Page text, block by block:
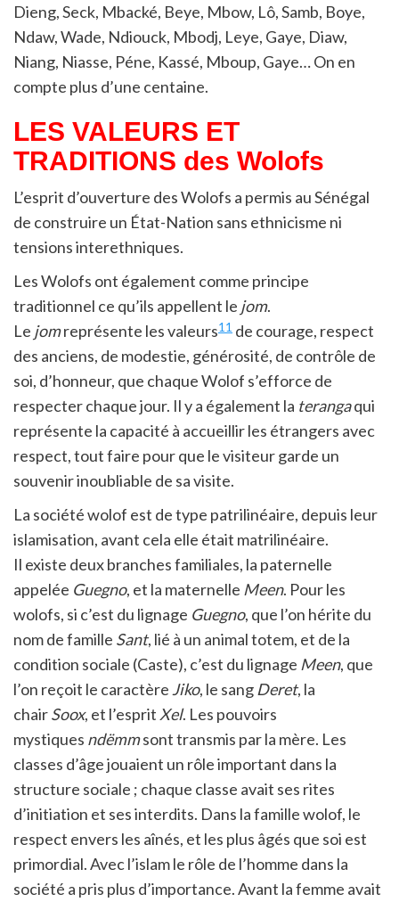
Dieng, Seck, Mbacké, Beye, Mbow, Lô, Samb, Boye,
Ndaw, Wade, Ndiouck, Mbodj, Leye, Gaye, Diaw,
Niang, Niasse, Péne, Kassé, Mboup, Gaye… On en
compte plus d’une centaine.
LES VALEURS ET
TRADITIONS des Wolofs
L’esprit d’ouverture des Wolofs a permis au Sénégal
de construire un État-Nation sans ethnicisme ni
tensions interethniques.
Les Wolofs ont également comme principe
traditionnel ce qu’ils appellent le jom.
Le jomreprésente les valeurs11 de courage, respect
des anciens, de modestie, générosité, de contrôle de
soi, d’honneur, que chaque Wolof s’efforce de
respecter chaque jour. Il y a également la terangaqui
représente la capacité à accueillir les étrangers avec
respect, tout faire pour que le visiteur garde un
souvenir inoubliable de sa visite.
La société wolof est de type patrilinéaire, depuis leur
islamisation, avant cela elle était matrilinéaire.
Il existe deux branches familiales, la paternelle
appelée Guegno, et la maternelle Meen. Pour les
wolofs, si c’est du lignage Guegno, que l’on hérite du
nom de famille Sant, lié à un animal totem, et de la
condition sociale (Caste), c’est du lignage Meen, que
l’on reçoit le caractèreJiko, le sangDeret, la
chairSoox, et l’espritXel. Les pouvoirs
mystiques ndëmmsont transmis par la mère. Les
classes d’âge jouaient un rôle important dans la
structure sociale ; chaque classe avait ses rites
d’initiation et ses interdits. Dans la famille wolof, le
respect envers les aînés, et les plus âgés que soi est
primordial. Avec l’islam le rôle de l’homme dans la
société a pris plus d’importance. Avant la femme avait